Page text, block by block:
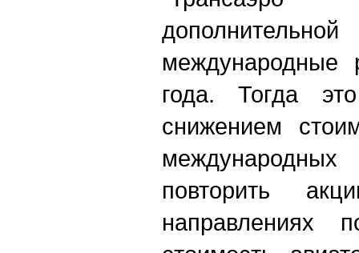
года. Тогда
снижением
повторить